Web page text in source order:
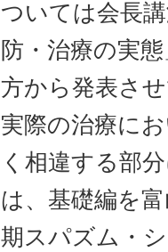
ついては会長
防・治療の実
方から発表さ
実際の治療に
く相違する部
は、基礎編を
期スパズム・